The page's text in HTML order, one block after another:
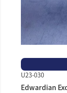
U23-030
Edwardian